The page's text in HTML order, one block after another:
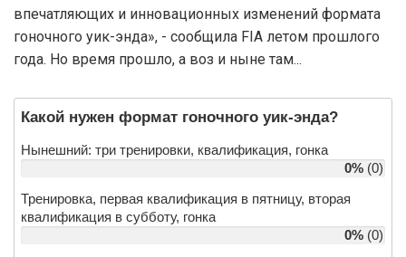
впечатляющих и инновационных изменений формата
гоночного уик-энда», - сообщила FIA летом прошлого
года. Но время прошло, а воз и ныне там...
Какой нужен формат гоночного уик-энда?
Нынешний: три тренировки, квалификация, гонка
0% (0)
Тренировка, первая квалификация в пятницу, вторая
квалификация в субботу, гонка
0% (0)